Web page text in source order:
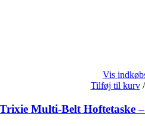
Vis
Tilføj til kurv /
Trixie Multi-Belt Hoftetaske